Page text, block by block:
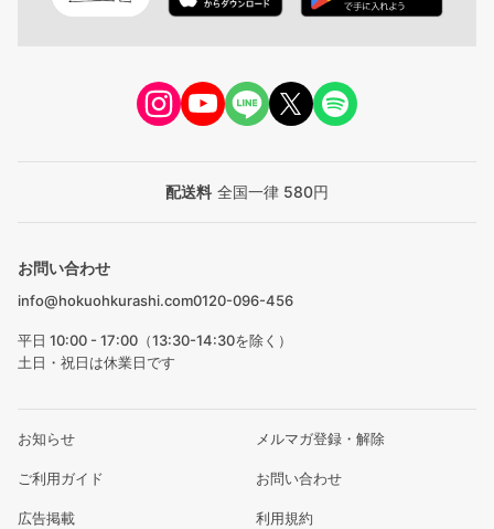
配送料 全国一律 580円
お問い合わせ
info@hokuohkurashi.com0120-096-456
平日 10:00 - 17:00（13:30-14:30を除く）
土日・祝日は休業日です
お知らせ メルマガ登録・解除
ご利用ガイド お問い合わせ
広告掲載 利用規約